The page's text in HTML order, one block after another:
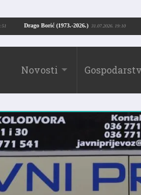
Drago Borić (1973.-2026.)
24.07.2026. 13:51
Novosti